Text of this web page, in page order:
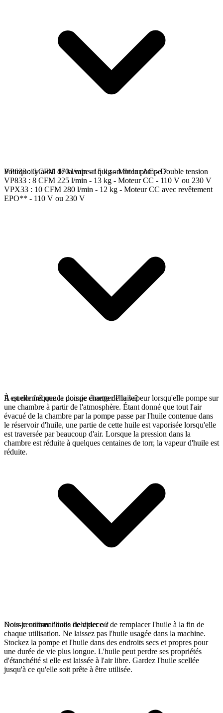
VP633 : 6 CFM 170 l/min - 15 kg - Moteur AC - Double tension
VP833 : 8 CFM 225 l/min - 13 kg - Moteur CC - 110 V ou 230 V
VPX33 : 10 CFM 280 l/min - 12 kg - Moteur CC avec revêtement
EPO** - 110 V ou 230 V
Pourquoi y a-t-il de la vapeur qui sort de la pompe ?
Il est normal que la pompe émette de la vapeur lorsqu'elle pompe sur
une chambre à partir de l'atmosphère. Étant donné que tout l'air
évacué de la chambre par la pompe passe par l'huile contenue dans
le réservoir d'huile, une partie de cette huile est vaporisée lorsqu'elle
est traversée par beaucoup d'air. Lorsque la pression dans la
chambre est réduite à quelques centaines de torr, la vapeur d'huile est
réduite.
À quelle fréquence dois-je changer l'huile?
Nous recommandons de vider ou de remplacer l'huile à la fin de
chaque utilisation. Ne laissez pas l'huile usagée dans la machine.
Stockez la pompe et l'huile dans des endroits secs et propres pour
une durée de vie plus longue. L'huile peut perdre ses propriétés
d'étanchéité si elle est laissée à l'air libre. Gardez l'huile scellée
jusqu'à ce qu'elle soit prête à être utilisée.
Dois-je utiliser l'huile fieldpiece ?